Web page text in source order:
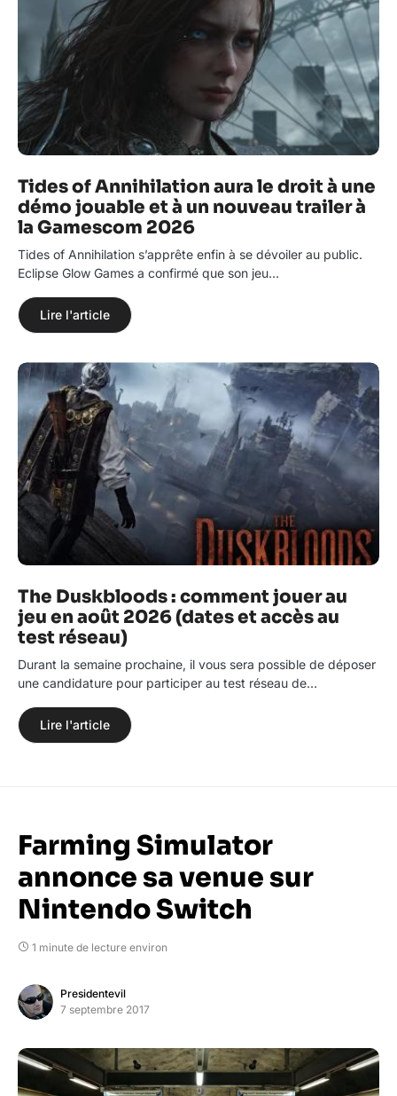
Tides of Annihilation aura le droit à une
démo jouable et à un nouveau trailer à
la Gamescom 2026
Tides of Annihilation s’apprête enfin à se dévoiler au public.
Eclipse Glow Games a confirmé que son jeu…
Lire l'article
The Duskbloods : comment jouer au
jeu en août 2026 (dates et accès au
test réseau)
Durant la semaine prochaine, il vous sera possible de déposer
une candidature pour participer au test réseau de…
Lire l'article
Farming Simulator
annonce sa venue sur
Nintendo Switch
1 minute de lecture environ
Presidentevil
7 septembre 2017